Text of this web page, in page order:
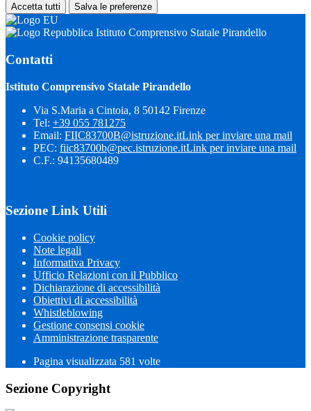
Accetta tutti Salva le preferenze
Istituto Comprensivo Statale Pirandello
Contatti
Istituto Comprensivo Statale Pirandello
Via S.Maria a Cintoia, 8 50142 Firenze
Tel: +39 055 781275
Email: FIIC83700B@istruzione.itLink per inviare una mail
PEC: fiic83700b@pec.istruzione.itLink per inviare una mail
C.F.: 94135680489
Sezione Link Utili
Cookie policy
Note legali
Informativa Privacy
Ufficio Relazioni con il Pubblico
Dichiarazione di accessibilità
Obiettivi di accessibilità
Whistleblowing
Gestione consensi cookie
Amministrazione trasparente
Pagina visualizzata 581 volte
Sezione Copyright